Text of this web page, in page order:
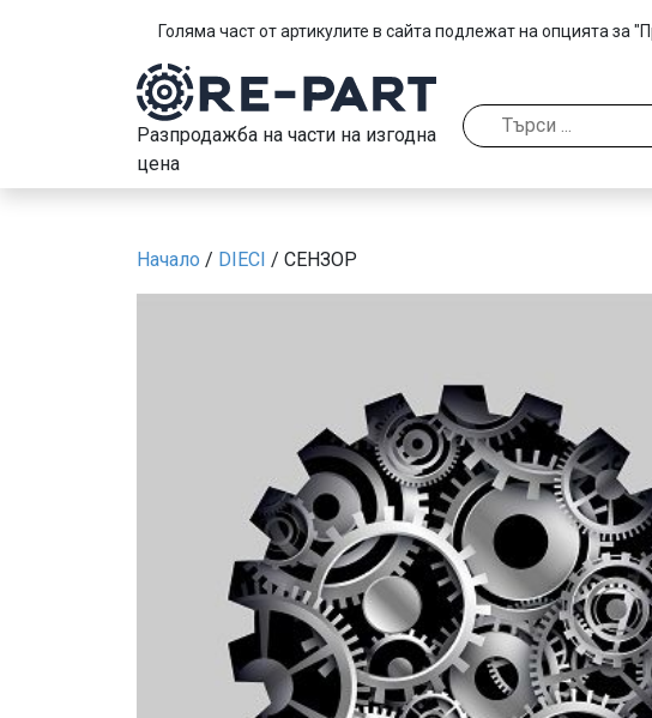
Голяма част от артикулите в сайта подлежат на опцията за
Разпродажба на части на изгодна
цена
Начало / DIECI / СЕНЗОР